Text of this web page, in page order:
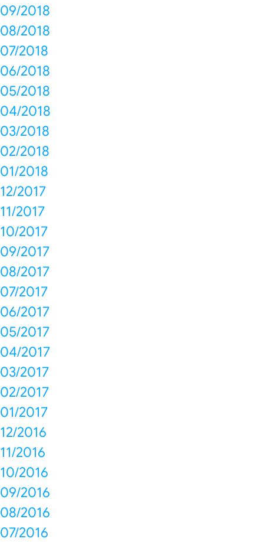
09/2018
08/2018
07/2018
06/2018
05/2018
04/2018
03/2018
02/2018
01/2018
12/2017
11/2017
10/2017
09/2017
08/2017
07/2017
06/2017
05/2017
04/2017
03/2017
02/2017
01/2017
12/2016
11/2016
10/2016
09/2016
08/2016
07/2016